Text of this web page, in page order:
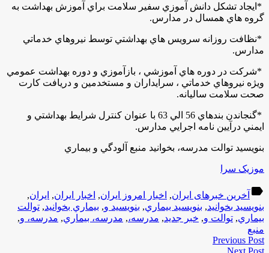
* ايجاد تشكل دانش آموزي سفير سلامت براي آموزش بهداشت به
گروه هاي همسال در مدارس.
*نظافت روزانه سرويس هاي بهداشتي توسط نيروهاي خدماتي
مدارس.
*شركت در دوره هاي آموزشي ، بازآموزي و دوره بهداشت عمومي
ويژه نيروهاي خدماتي ، سرايداران و مستخدمين و دريافت كارت
صحت سلامت ساليانه.
*
گنجاندن بندهاي 56 الي 63 با عنوان كنترل شرايط بهداشتي و
ايمني درآيين نامه اجرايي مدارس.
بنويسيد توالت مدرسه، بخوانيد منبع آلودگي و بيماري
موزیک سرا
label آخرین خبرهای ایران, اخبار امروز ایران, اخبار ایران, ایران,
بنويسيد بخوانيد, بنويسيد بيماري, بنويسيد و, بيماري بخوانيد, توالت
بيماري, توالت و, خبر جدید, مدرسه،, مدرسه، بيماري, مدرسه، و,
منبع
Previous Post
Next Post